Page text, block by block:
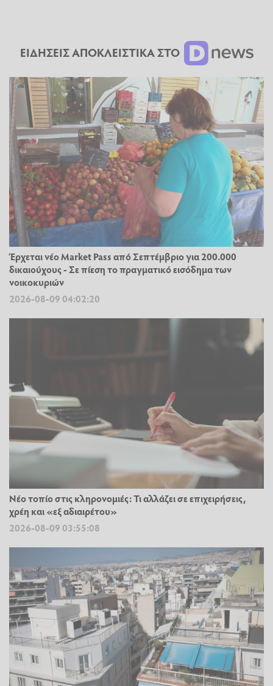
ΕΙΔΗΣΕΙΣ ΑΠΟΚΛΕΙΣΤΙΚΑ ΣΤΟ
Έρχεται νέο Market Pass από Σεπτέμβριο για 200.000
δικαιούχους - Σε πίεση το πραγματικό εισόδημα των
νοικοκυριών
2026-08-09 04:02:20
Νέο τοπίο στις κληρονομιές: Τι αλλάζει σε επιχειρήσεις,
χρέη και «εξ αδιαιρέτου»
2026-08-09 03:55:08